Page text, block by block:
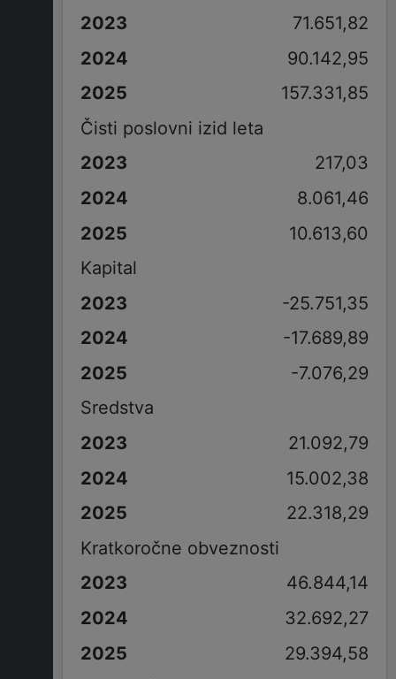
71.651,82
90.142,95
157.331,85
Čisti poslovni izid leta
217,03
8.061,46
10.613,60
Kapital
-25.751,35
-17.689,89
-7.076,29
Sredstva
21.092,79
15.002,38
22.318,29
Kratkoročne obveznosti
46.844,14
32.692,27
29.394,58